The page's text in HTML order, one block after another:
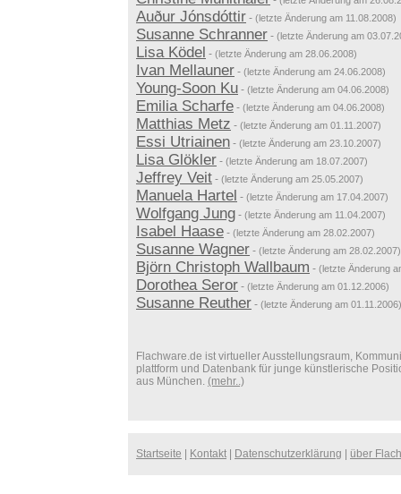
Auður Jónsdóttir - (letzte Änderung am 11.08.2008)
Susanne Schranner - (letzte Änderung am
Lisa Ködel - (letzte Änderung am 28.06.2008)
Ivan Mellauner - (letzte Änderung am 24.06.2008)
Young-Soon Ku - (letzte Änderung am 04.06.2008)
Emilia Scharfe - (letzte Änderung am 04.06.2008)
Matthias Metz - (letzte Änderung am 01.11.2007)
Essi Utriainen - (letzte Änderung am 23.10.2007)
Lisa Glökler - (letzte Änderung am 18.07.2007)
Jeffrey Veit - (letzte Änderung am 25.05.2007)
Manuela Hartel - (letzte Änderung am 17.04.2007)
Wolfgang Jung - (letzte Änderung am 11.04.2007)
Isabel Haase - (letzte Änderung am 28.02.2007)
Susanne Wagner - (letzte Änderung am 28.02.2007)
Björn Christoph Wallbaum - (letzte Änderung
Dorothea Seror - (letzte Änderung am 01.12.2006)
Susanne Reuther - (letzte Änderung am 01.11.2006)
Flachware.de ist virtueller Ausstellungsraum,
plattform und Datenbank für junge künstlerische
aus München. (mehr..)
Startseite Kontakt Datenschutzerklärung über